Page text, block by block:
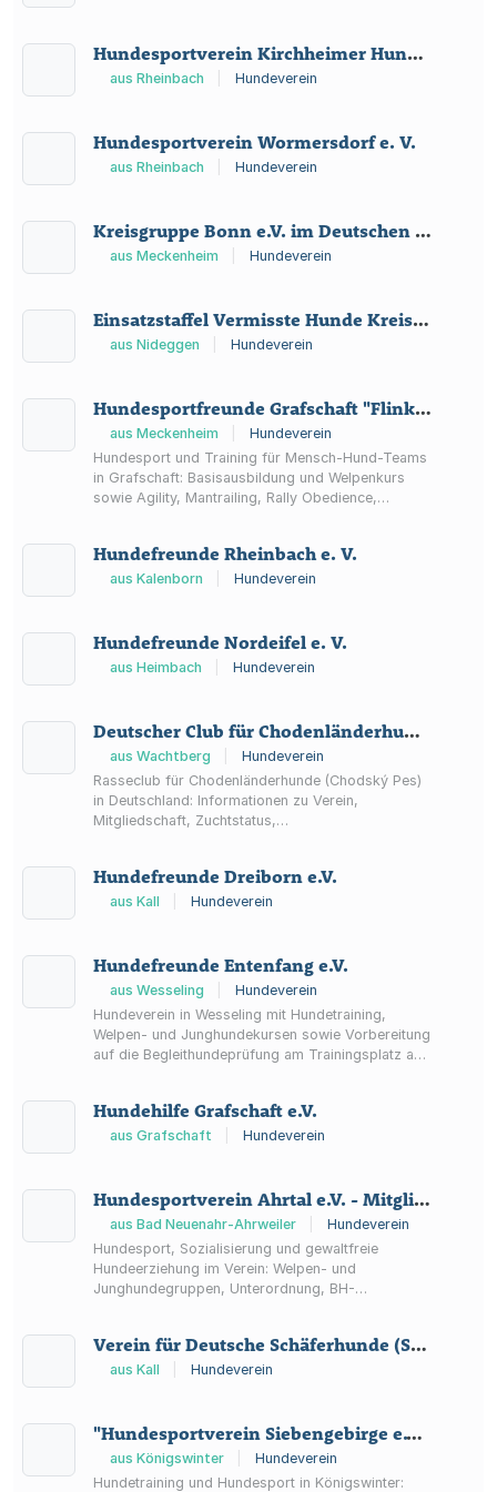
Hundesportverein Kirchheimer Hundefreunde - Mitglied im Deutschen Schutzhund Verband e. V. -
aus Rheinbach Hundeverein
Hundesportverein Wormersdorf e. V.
aus Rheinbach Hundeverein
Kreisgruppe Bonn e.V. im Deutschen Verband der Gebrauchshundesportvereine
aus Meckenheim Hundeverein
Einsatzstaffel Vermisste Hunde Kreis Düren e.V.
aus Nideggen Hundeverein
Hundesportfreunde Grafschaft "Flinke Pfoten" e.V. - Mitglied im DVG e.V.
aus Meckenheim
Hundeverein
Hundesport und Training für Mensch-Hund-Teams
in Grafschaft: Basisausbildung und Welpenkurs
sowie Agility, Mantrailing, Rally Obedience,
Hundefreunde Rheinbach e. V.
aus Kalenborn Hundeverein
Hundefreunde Nordeifel e. V.
aus Heimbach Hundeverein
Deutscher Club für Chodenländerhunde (DCCh) e.V.
aus Wachtberg
Hundeverein
Rasseclub für Chodenländerhunde (Chodský Pes)
in Deutschland: Informationen zu Verein,
Mitgliedschaft, Zuchtstatus,
Hundefreunde Dreiborn e.V.
aus Kall Hundeverein
Hundefreunde Entenfang e.V.
aus Wesseling
Hundeverein
Hundeverein in Wesseling mit Hundetraining,
Welpen- und Junghundekursen sowie Vorbereitung
auf die Begleithundeprüfung am Trainingsplatz am
Hundehilfe Grafschaft e.V.
aus Grafschaft Hundeverein
Hundesportverein Ahrtal e.V. - Mitglied im Deutschen Verband der Gebrauchshundsportvereine e.V. DVG -
aus Bad Neuenahr-Ahrweiler
Hundeverein
Hundesport, Sozialisierung und gewaltfreie
Hundeerziehung im Verein: Welpen- und
Junghundegruppen, Unterordnung, BH-
Verein für Deutsche Schäferhunde (SV) e.V.., Sitz Augsburg, Ortsgruppe Kall-Nordeifel e.V.
aus Kall Hundeverein
"Hundesportverein Siebengebirge e.V. (HSV SG)" Mitglied im "Deutscher Verband der Gebrauchshundsportvereine (DVG) - Sportverband für das Polizei- und Schutzhundwesen e.V."
aus Königswinter
Hundeverein
Hundetraining und Hundesport in Königswinter: